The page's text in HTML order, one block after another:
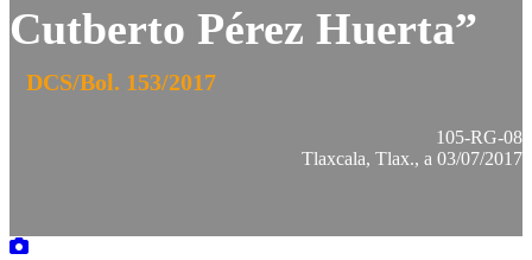
Cutberto Pérez Huerta”
DCS/Bol. 153/2017
105-RG-08
Tlaxcala, Tlax., a 03/07/2017